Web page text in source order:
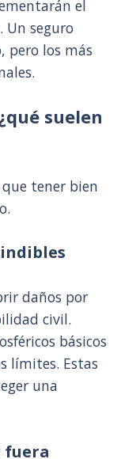
el
Un seguro
pero los más
suelen
tener bien
daños por
civil.
básicos
límites. Estas
una
fuera